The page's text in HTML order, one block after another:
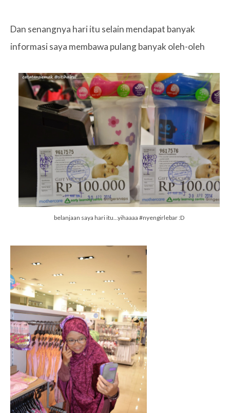
Dan senangnya hari itu selain mendapat banyak
informasi saya membawa pulang banyak oleh-oleh
belanjaan saya hari itu...yihaaaa #nyengirlebar :D